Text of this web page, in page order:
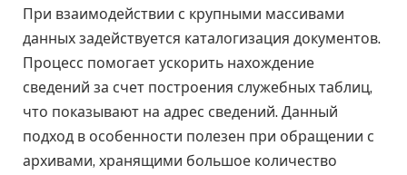
При взаимодействии с крупными массивами
данных задействуется каталогизация документов.
Процесс помогает ускорить нахождение
сведений за счет построения служебных таблиц,
что показывают на адрес сведений. Данный
подход в особенности полезен при обращении с
архивами, хранящими большое количество